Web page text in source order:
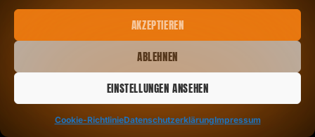
AKZEPTIEREN
ABLEHNEN
EINSTELLUNGEN ANSEHEN
Cookie-RichtlinieDatenschutzerklärungImpressum
SERVER-LOG-DATEIEN
Der Provider der Seiten erhebt und speichert
automatisch Informationen in so genannten
Server-Log-Dateien, die Ihr Browser automatisch
an uns übermittelt. Dies sind:
Browsertyp und Browserversion